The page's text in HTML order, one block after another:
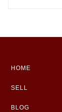
HOME
SELL
BLOG